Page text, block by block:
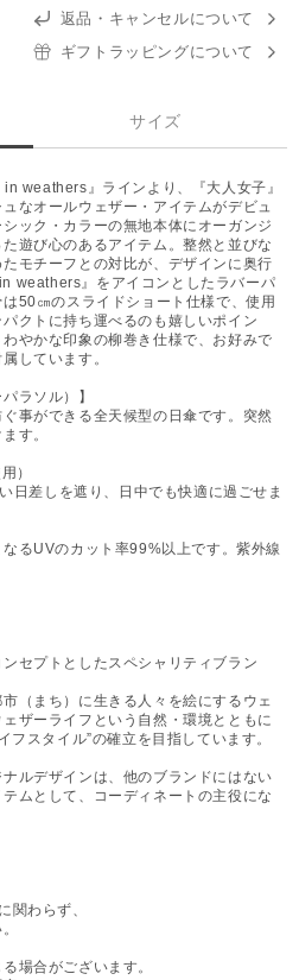
返品・キャンセルについて
ギフトラッピングについて
サイズ
weathers』ラインより、『大人女子』
なオールウェザー・アイテムがデビュ
ック・カラーの無地本体にオーガンジ
遊び心のあるアイテム。整然と並びな
モチーフとの対比が、デザインに奥行
weathers』をアイコンとしたラバーパ
50㎝のスライドショート仕様で、使用
クトに持ち運べるのも嬉しいポイン
やかな印象の柳巻き仕様で、お好みで
しています。
ラソル）】
事ができる全天候型の日傘です。突然
す。
）
日差しを遮り、日中でも快適に過ごせま
るUVのカット率99%以上です。紫外線
セプトとしたスペシャリティブラン
（まち）に生きる人々を絵にするウェ
ザーライフという自然・環境とともに
フスタイル”の確立を目指しています。
ルデザインは、他のブランドにはない
ムとして、コーディネートの主役にな
関わらず、
場合がございます。